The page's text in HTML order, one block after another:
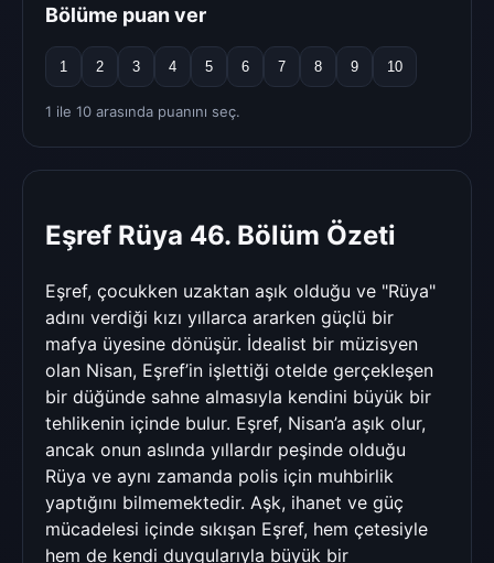
Bölüme puan ver
1 2 3 4 5 6 7 8 9 10
1 ile 10 arasında puanını seç.
Eşref Rüya 46. Bölüm Özeti
Eşref, çocukken uzaktan aşık olduğu ve "Rüya"
adını verdiği kızı yıllarca ararken güçlü bir
mafya üyesine dönüşür. İdealist bir müzisyen
olan Nisan, Eşref’in işlettiği otelde gerçekleşen
bir düğünde sahne almasıyla kendini büyük bir
tehlikenin içinde bulur. Eşref, Nisan’a aşık olur,
ancak onun aslında yıllardır peşinde olduğu
Rüya ve aynı zamanda polis için muhbirlik
yaptığını bilmemektedir. Aşk, ihanet ve güç
mücadelesi içinde sıkışan Eşref, hem çetesiyle
hem de kendi duygularıyla büyük bir